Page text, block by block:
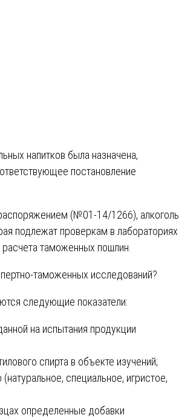
напитков была назначена,
постановление
(№01-14/1266), алкоголь
подлежат проверкам в лабораториях
таможенных пошлин.
таможенных исследований?
следующие показатели:
на испытания продукции
спирта в объекте изучений;
специальное, игристое,
определенные добавки